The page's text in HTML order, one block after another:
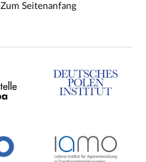
Zum Seitenanfang